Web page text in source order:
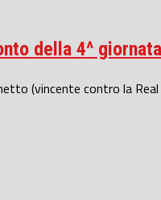
della 4^
(vincente contro la Real